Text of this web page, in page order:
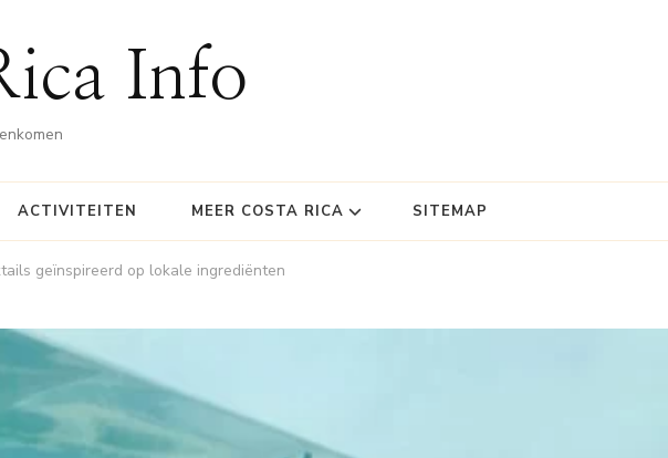
Info
ACTIVITEITEN MEER COSTA RICA SITEMAP
geïnspireerd op lokale ingrediënten